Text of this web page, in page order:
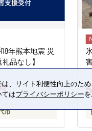
8年熊本地震 災
品なし】
市
は、サイト利便性向上のた
てはプライバシーポリシー